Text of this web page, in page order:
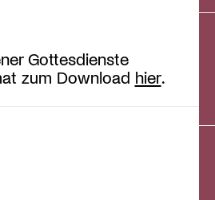
Gottesdienste
zum Download hier.